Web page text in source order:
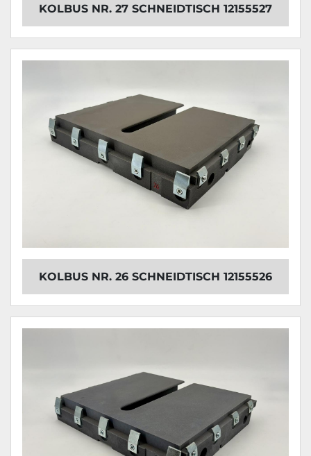
KOLBUS NR. 27 SCHNEIDTISCH 12155527
KOLBUS NR. 26 SCHNEIDTISCH 12155526